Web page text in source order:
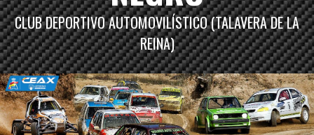
CLUB DEPORTIVO AUTOMOVILÍSTICO (TALAVERA DE LA
REINA)